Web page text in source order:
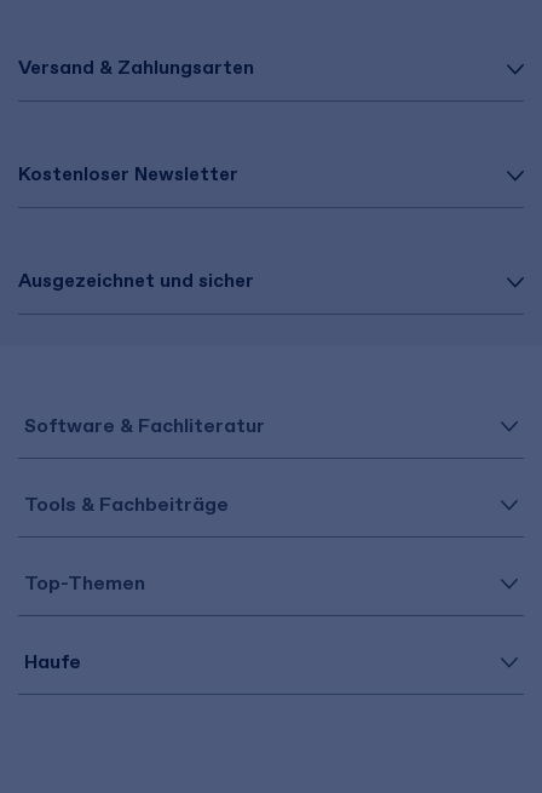
Versand & Zahlungsarten
Kostenloser Newsletter
Ausgezeichnet und sicher
Software & Fachliteratur
Tools & Fachbeiträge
Top-Themen
Haufe